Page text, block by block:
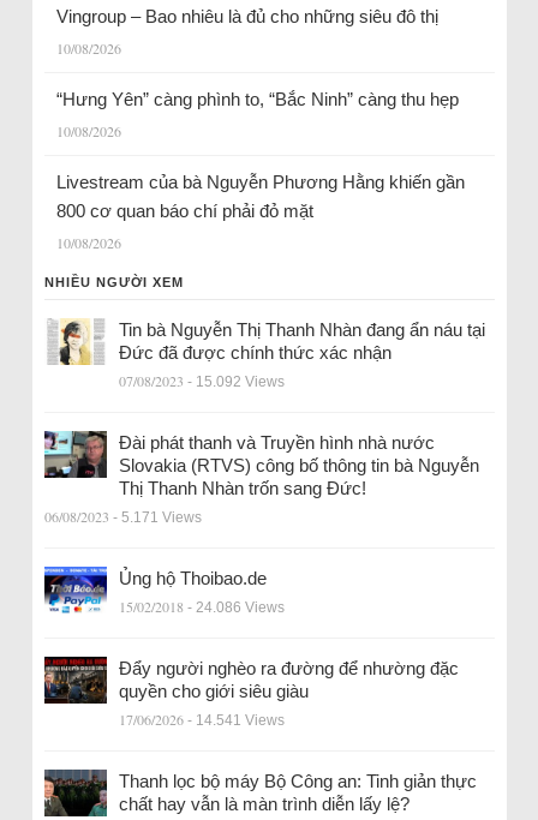
Vingroup – Bao nhiêu là đủ cho những siêu đô thị
10/08/2026
“Hưng Yên” càng phình to, “Bắc Ninh” càng thu hẹp
10/08/2026
Livestream của bà Nguyễn Phương Hằng khiến gần
800 cơ quan báo chí phải đỏ mặt
10/08/2026
NHIỀU NGƯỜI XEM
Tin bà Nguyễn Thị Thanh Nhàn đang ẩn náu tại
Đức đã được chính thức xác nhận
07/08/2023 - 15.092 Views
Đài phát thanh và Truyền hình nhà nước
Slovakia (RTVS) công bố thông tin bà Nguyễn
Thị Thanh Nhàn trốn sang Đức!
06/08/2023 - 5.171 Views
Ủng hộ Thoibao.de
15/02/2018 - 24.086 Views
Đẩy người nghèo ra đường để nhường đặc
quyền cho giới siêu giàu
17/06/2026 - 14.541 Views
Thanh lọc bộ máy Bộ Công an: Tinh giản thực
chất hay vẫn là màn trình diễn lấy lệ?